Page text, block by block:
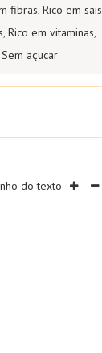
fibras,Rico em sais
,Rico em vitaminas,
Sem açucar
do texto